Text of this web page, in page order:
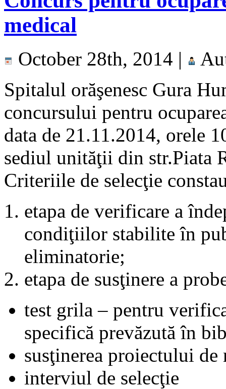
medical
October 28th, 2014 |
Spitalul orăşenesc Gura
concursului pentru
data de 21.11.2014, orele
sediul unităţii din str.Piata
Criteriile de selecţie
etapa de verificare a
condiţiilor stabilite în
eliminatorie;
etapa de susţinere a
test grila – pentru
specifică prevăzută în
susţinerea proiectului de
interviul de selecţie